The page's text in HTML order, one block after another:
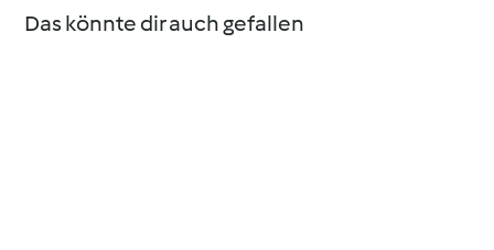
Das könnte dir auch gefallen